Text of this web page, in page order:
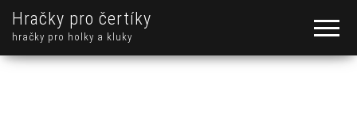
Hračky pro čertíky
hračky pro holky a kluky